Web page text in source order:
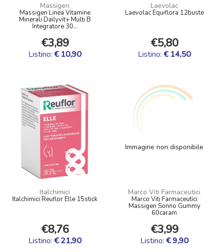
Massigen
Massigen Linea Vitamine
Minerali Dailyvit+ Multi B
Integratore 30...
€3,89
Listino: € 10,90
Laevolac
Laevolac Equiflora 12buste
€5,80
Listino: € 14,50
Italchimici
Italchimici Reuflor Elle 15stick
€8,76
Listino: € 21,90
Immagine non disponibile
Marco Viti Farmaceutici
Marco Viti Farmaceutici
Massigen Sonno Gummy
60caram
€3,99
Listino: € 9,90